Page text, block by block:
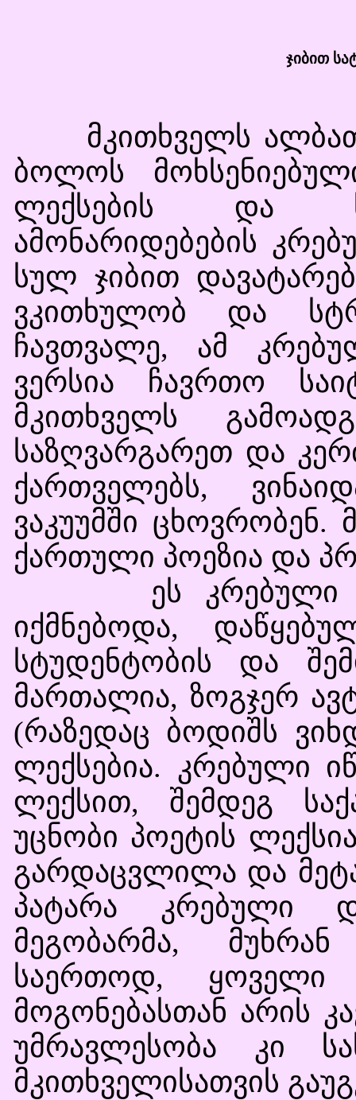
ჯიბით
მკითხველს ალბათ
ბოლოს
ლექსების და
ამონარიდებების
სულ ჯიბით
ვკითხულობ და
ჩავთვალე, ამ
ვერსია ჩავრთო
მკითხველს
საზღვარგარეთ და
ქართველებს,
ვაკუუმში
ქართული პოეზია და
ეს კრებული
იქმნებოდა,
სტუდენტობის და
მართალია, ზოგჯერ
(რაზედაც ბოდიშს
ლექსებია. კრებული
ლექსით, შემდეგ
უცნობი პოეტის
გარდაცვლილა და
პატარა კრებული
მეგობარმა, მუხრან
საერთოდ, ყოველი
მოგონებასთან არის
უმრავლესობა კი
მკითხველისათვის